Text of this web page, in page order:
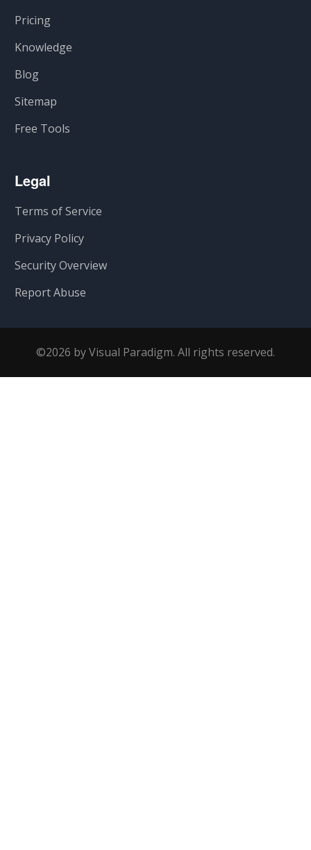
Pricing
Knowledge
Blog
Sitemap
Free Tools
Legal
Terms of Service
Privacy Policy
Security Overview
Report Abuse
©2026 by Visual Paradigm. All rights reserved.